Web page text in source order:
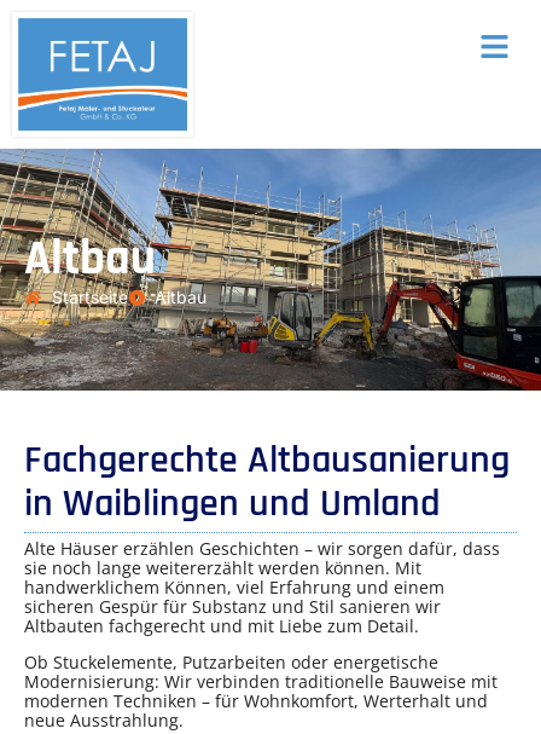
Altbau
Startseite Altbau
Fachgerechte Altbausanierung
in Waiblingen und Umland
Alte Häuser erzählen Geschichten – wir sorgen dafür, dass
sie noch lange weitererzählt werden können. Mit
handwerklichem Können, viel Erfahrung und einem
sicheren Gespür für Substanz und Stil sanieren wir
Altbauten fachgerecht und mit Liebe zum Detail.
Ob Stuckelemente, Putzarbeiten oder energetische
Modernisierung: Wir verbinden traditionelle Bauweise mit
modernen Techniken – für Wohnkomfort, Werterhalt und
neue Ausstrahlung.